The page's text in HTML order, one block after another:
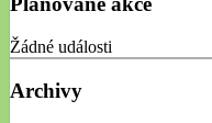
Žádné události
Archivy